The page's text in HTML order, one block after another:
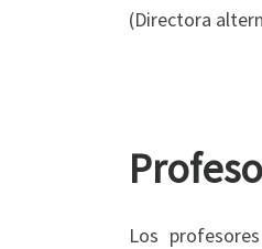
(Directora
Los